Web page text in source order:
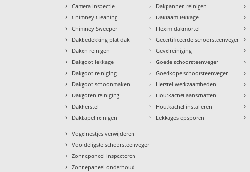
› Camera inspectie
› Chimney Cleaning
› Chimney Sweeper
› Dakbedekking plat dak
› Daken reinigen
› Dakgoot lekkage
› Dakgoot reiniging
› Dakgoot schoonmaken
› Dakgoten reiniging
› Dakherstel
› Dakkapel reinigen
› Dakpannen reinigen
› Dakraam lekkage
› Flexim dakmortel
› Gecertificeerde schoorsteenveger
› Gevelreiniging
› Goede schoorsteenveger
› Goedkope schoorsteenveger
› Herstel werkzaamheden
› Houtkachel aanschaffen
› Houtkachel installeren
› Lekkages opsporen
›
›
›
›
›
›
›
›
›
›
›
› Vogelnestjes verwijderen
› Voordeligste schoorsteenveger
› Zonnepaneel inspecteren
› Zonnepaneel onderhoud